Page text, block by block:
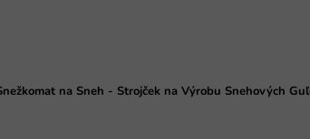
na Sneh - Strojček na Výrobu Snehových